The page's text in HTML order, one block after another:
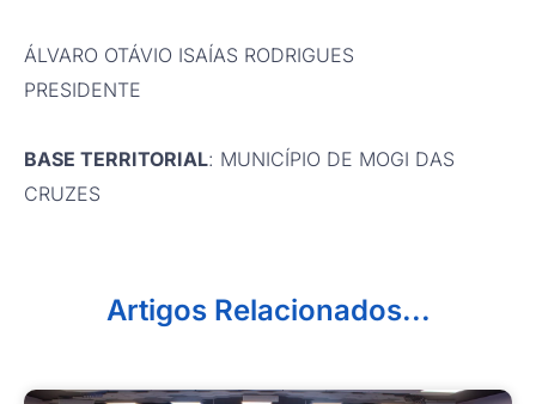
ÁLVARO OTÁVIO ISAÍAS RODRIGUES
PRESIDENTE
BASE TERRITORIAL: MUNICÍPIO DE MOGI DAS
CRUZES
Artigos Relacionados...